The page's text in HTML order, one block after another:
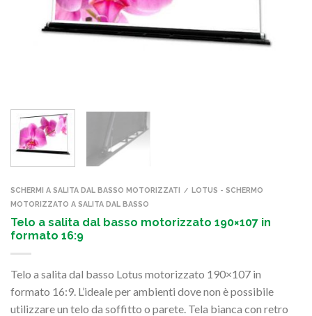
SCHERMI A SALITA DAL BASSO MOTORIZZATI /
LOTUS - SCHERMO
MOTORIZZATO A SALITA DAL BASSO
Telo a salita dal basso motorizzato 190×107 in
formato 16:9
Telo a salita dal basso Lotus motorizzato 190×107 in
formato 16:9. L’ideale per ambienti dove non è possibile
utilizzare un telo da soffitto o parete. Tela bianca con retro